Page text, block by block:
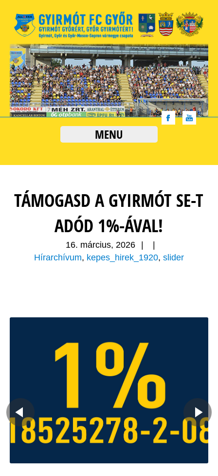
MENU
TÁMOGASD A GYIRMÓT SE-T
ADÓD 1%-ÁVAL!
16. március, 2026
Hírarchívum, kepes_hirek_1920, slider